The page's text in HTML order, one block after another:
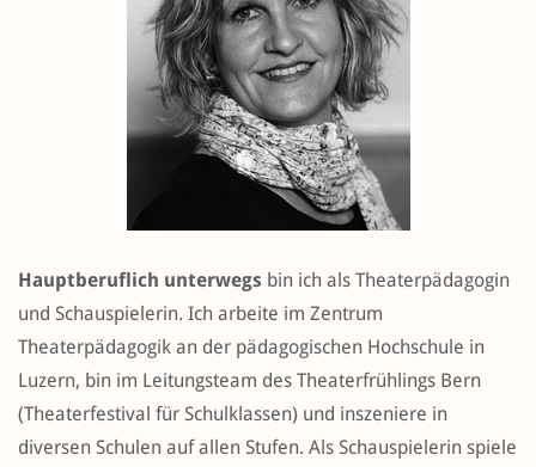
Hauptberuflich unterwegs bin ich als Theaterpädagogin
und Schauspielerin. Ich arbeite im Zentrum
Theaterpädagogik an der pädagogischen Hochschule in
Luzern, bin im Leitungsteam des Theaterfrühlings Bern
(Theaterfestival für Schulklassen) und inszeniere in
diversen Schulen auf allen Stufen. Als Schauspielerin spiele